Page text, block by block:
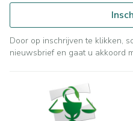
Door op inschrijven te klikken,
nieuwsbrief en gaat u akkoord